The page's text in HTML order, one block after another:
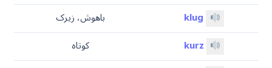
klug
باهوش، زیرک
kurz
کوتاه